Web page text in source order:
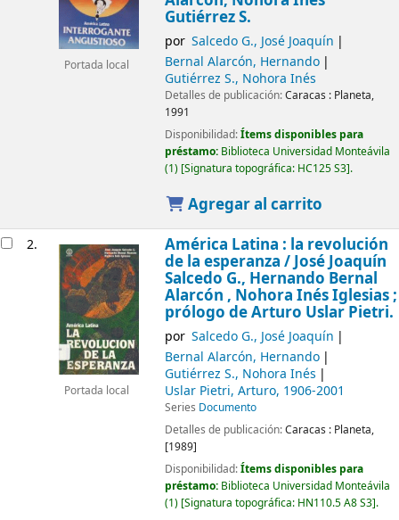
Portada local
Gutiérrez S.
por Salcedo G., José Joaquín
Bernal Alarcón, Hernando
Gutiérrez S., Nohora Inés
Detalles de publicación:Caracas : Planeta,
1991
Disponibilidad:Ítems disponibles para
préstamo: Biblioteca Universidad Monteávila
(1) Signatura topográfica: HC125 S3 .
Agregar al carrito
2.
Portada local
América Latina : la revolución
de la esperanza /José Joaquín
Salcedo G., Hernando Bernal
Alarcón , Nohora Inés Iglesias ;
prólogo de Arturo Uslar Pietri.
por Salcedo G., José Joaquín
Bernal Alarcón, Hernando
Gutiérrez S., Nohora Inés
Uslar Pietri, Arturo, 1906-2001
Series Documento
Detalles de publicación:Caracas : Planeta,
[1989]
Disponibilidad:Ítems disponibles para
préstamo: Biblioteca Universidad Monteávila
(1) Signatura topográfica: HN110.5 A8 S3 .